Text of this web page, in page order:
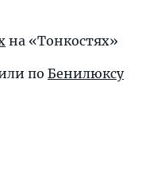
на «Тонкостях»
по Бенилюксу